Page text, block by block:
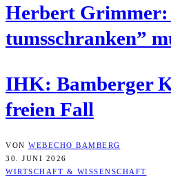
Her­bert Grim­mer:
tums­schran­ken”
IHK: Bam­ber­ger
frei­en Fall
VON WEBECHO BAMBERG
30. JUNI 2026
WIRTSCHAFT & WISSENSCHAFT